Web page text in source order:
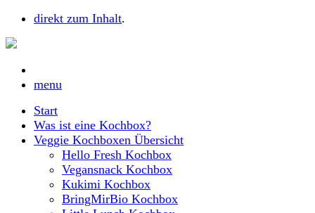
direkt zum Inhalt.
menu
Start
Was ist eine Kochbox?
Veggie Kochboxen Übersicht
Hello Fresh Kochbox
Vegansnack Kochbox
Kukimi Kochbox
BringMirBio Kochbox